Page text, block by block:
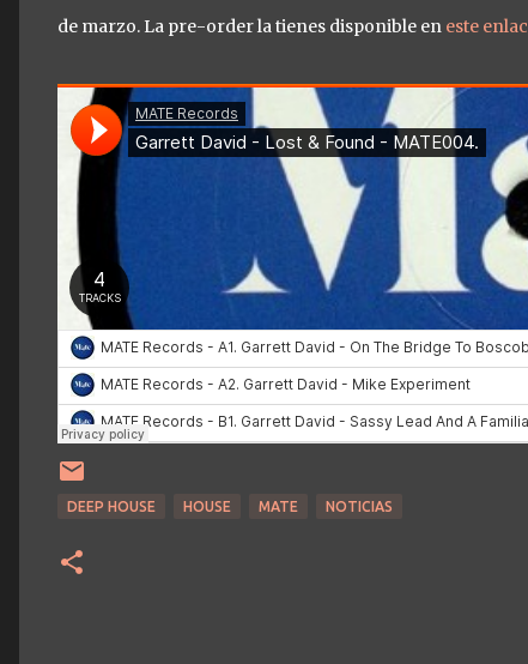
de marzo. La pre-order la tienes disponible en este
DEEP HOUSE HOUSE MATE NOTICIAS